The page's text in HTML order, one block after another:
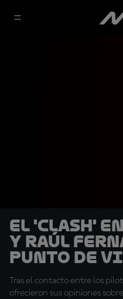
El 'clash'
y Raúl
punto de
pilotos y
equipo
Tras el contacto entre los
ofrecieron sus opiniones